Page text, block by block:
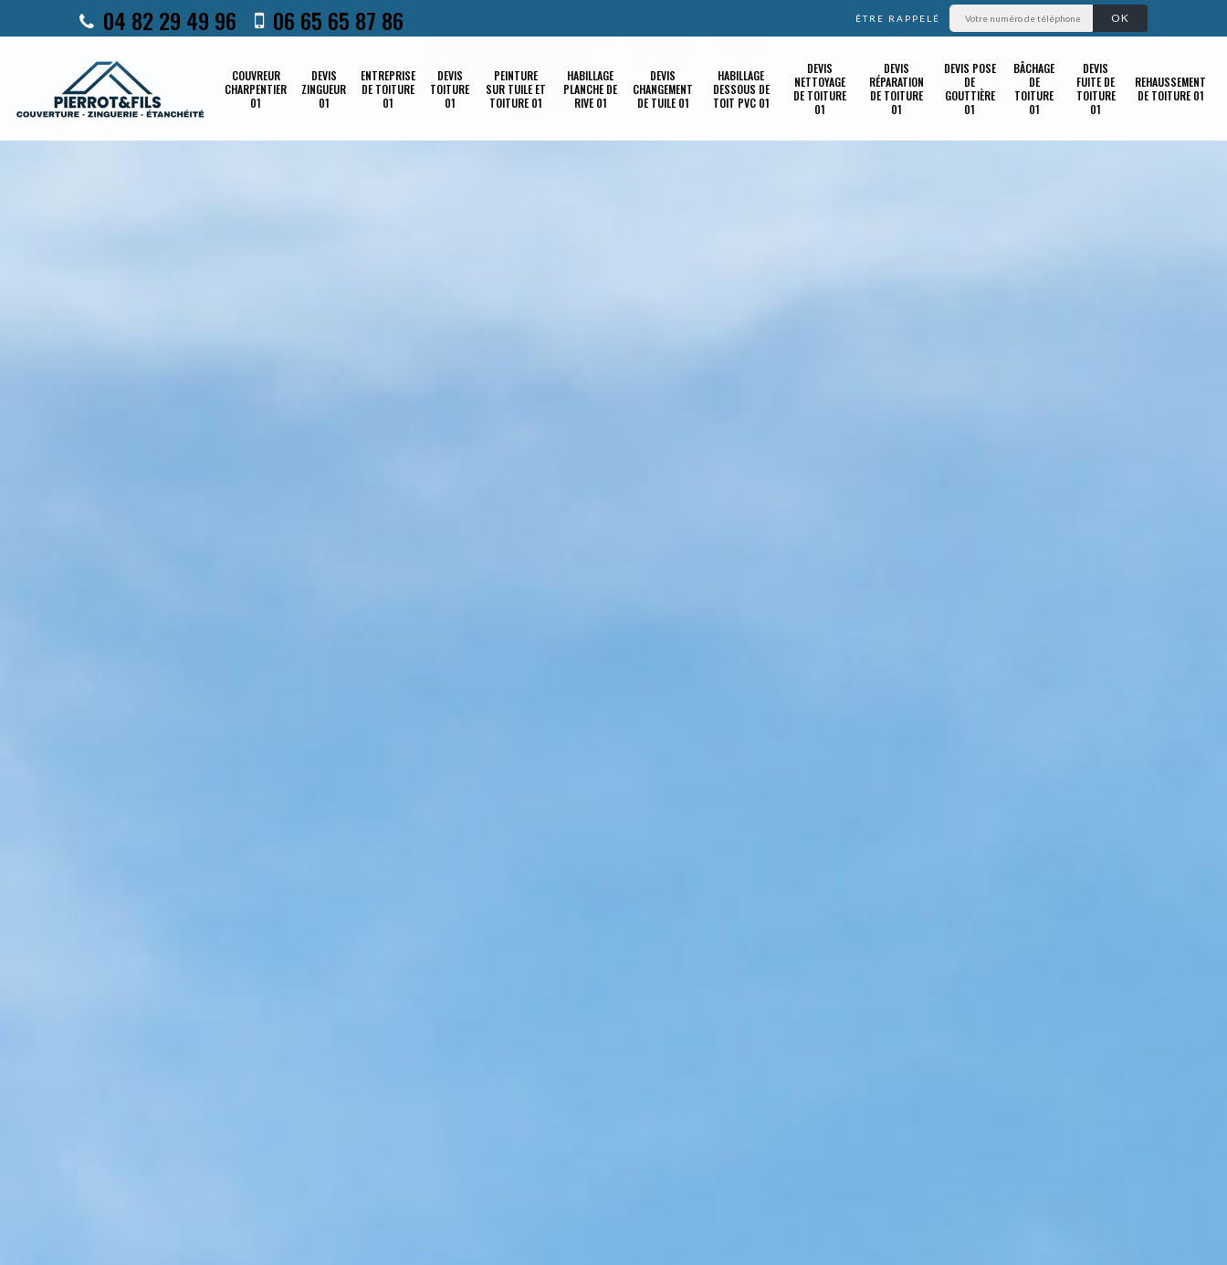
04 82 29 49 96 06 65 65 87 86 ÊTRE RAPPELÉ
COUVREUR
CHARPENTIER
01
DEVIS
ZINGUEUR
01
ENTREPRISE
DE TOITURE
01
DEVIS
TOITURE
01
PEINTURE
SUR TUILE ET
TOITURE 01
HABILLAGE
PLANCHE DE
RIVE 01
DEVIS
CHANGEMENT
DE TUILE 01
HABILLAGE
DESSOUS DE
TOIT PVC 01
DEVIS
NETTOYAGE
DE TOITURE
01
DEVIS
RÉPARATION
DE TOITURE
01
DEVIS POSE
DE
GOUTTIÈRE
01
BÂCHAGE
DE
TOITURE
01
DEVIS
FUITE DE
TOITURE
01
REHAUSSEMENT
DE TOITURE 01